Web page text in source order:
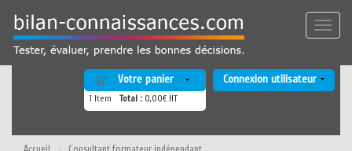
contenu
principal
Toggle
Votre panier
1 Item Total : 0,00€ HT
Connexion utilisateur